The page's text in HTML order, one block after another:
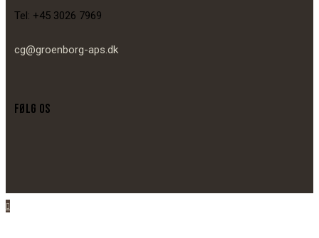
Tel: +45 3026 7969
cg@groenborg-aps.dk
FØLG OS